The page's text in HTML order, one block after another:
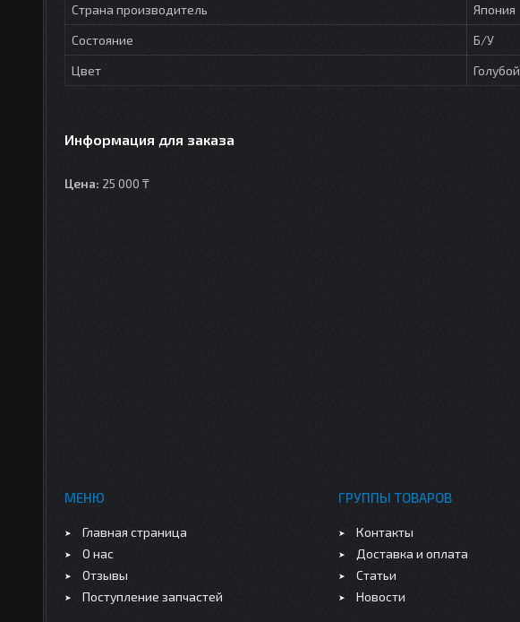
Страна производитель
Япония
Состояние
Б/У
Цвет
Голубой
Информация для заказа
Цена: 25 000 ₸
МЕНЮ
Главная страница
О нас
Отзывы
Поступление запчастей
ГРУППЫ ТОВАРОВ
Контакты
Доставка и оплата
Статьи
Новости